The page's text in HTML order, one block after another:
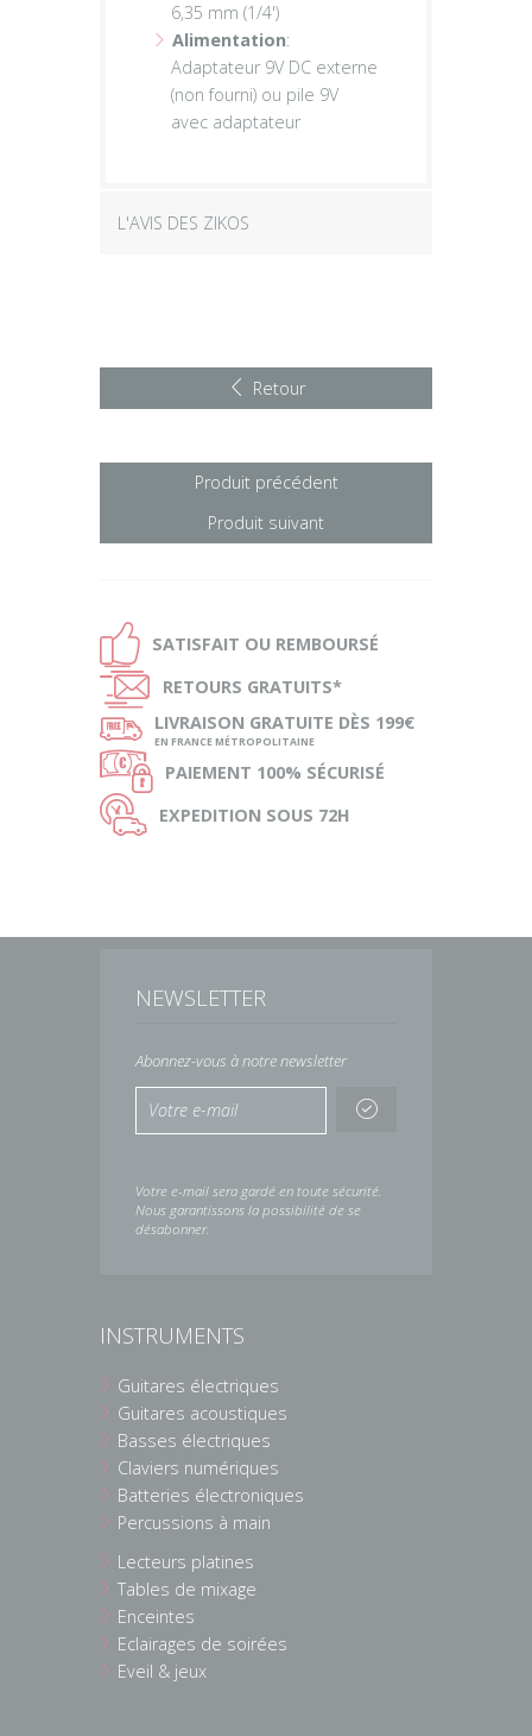
6,35 mm (1/4')
Alimentation:
Adaptateur 9V DC externe
(non fourni) ou pile 9V
avec adaptateur
L'AVIS DES ZIKOS
Retour
Produit précédent
Produit suivant
Ð SATISFAIT OU REMBOURSÉ
Ñ RETOURS GRATUITS*
ø LIVRAISON GRATUITE DÈS 199€
EN FRANCE MÉTROPOLITAINE
Ø PAIEMENT 100% SÉCURISÉ
Ù EXPEDITION SOUS 72H
NEWSLETTER
Abonnez-vous à notre newsletter
Votre e-mail sera gardé en toute sécurité.
Nous garantissons la possibilité de se
désabonner.
INSTRUMENTS
Guitares électriques
Guitares acoustiques
Basses électriques
Claviers numériques
Batteries électroniques
Percussions à main
Lecteurs platines
Tables de mixage
Enceintes
Eclairages de soirées
Eveil & jeux